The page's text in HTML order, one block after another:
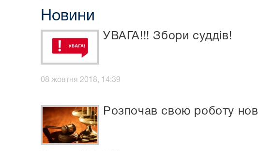
Новини
УВАГА!!! Збори суддів!
08 жовтня 2018, 14:39
Розпочав свою роботу